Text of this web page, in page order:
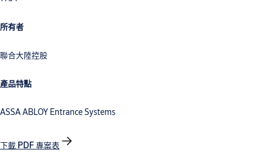
所有者
聯合大陸控股
產品特點
ASSA ABLOY Entrance Systems
下載 PDF 專案表